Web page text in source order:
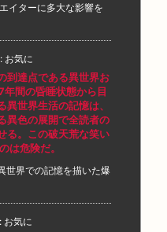
イターに多大な影響を
: お気に
到達点である異世界お
年間の昏睡状態から目
異世界生活の記憶は、
異色の展開で全読者の
る。この破天荒な笑い
は危険だ。
世界での記憶を描いた爆
: お気に